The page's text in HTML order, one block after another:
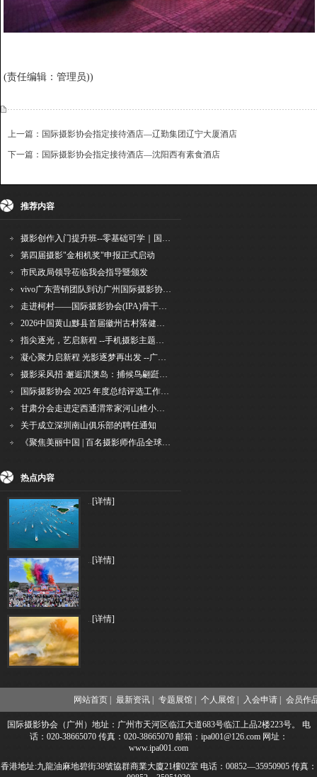
(责任编辑：管理员))
上一篇：国际摄影协会指定接待酒店—辽勤集团辽宁大厦酒店
下一篇：国际摄影协会指定接待酒店—沈阳西有素食酒店
收藏 挑错 推荐 打印
推荐内容
摄影创作入门提升班--零基础可学｜国际评委授课｜手机·相机均可｜AI工具｜摄影比赛指
第四届摄影"金相机奖"申报正式启动
市民政局领导莅临我会指导暨颁发
vivo广东营销团队到访广州国际摄影协会 共商合作事宜
走进柯村——国际摄影协会(IPA)骨干采风安徽行之6
2026中国黄山黟县首届徽州古村落健康跑圆满举行
指尖逐光，艺启新程 --手机摄影主题讲座在市老年干部大学圆满落幕
凝心聚力启新程 光影逐梦再出发 --广州国际摄影协会2026年首次会长秘书长会议召开
摄影采风招·邂逅淇澳岛：捕候鸟翩跹，寻古村烟火，追海上霞光
国际摄影协会 2025 年度总结评选工作的通知
甘肃分会走进定西通渭常家河山楂小镇旅游景区开展"红果满枝迎丰岁·山楂小镇庆佳节"为主
关于成立深圳南山俱乐部的聘任通知
《聚焦美丽中国 | 百名摄影师作品全球巡回展》（晋中）开幕新闻通稿
热点内容
..[详情]
..[详情]
..[详情]
网站首页 | 最新资讯 | 专题展馆 | 个人展馆 | 入会申请 | 会员作
国际摄影协会（广州）地址：广州市天河区临江大道683号临江上品2楼223号。 电
话：020-38665070 传真：020-38665070 邮箱：ipa001@126.com 网址：
www.ipa001.com
香港地址:九龍油麻地碧街38號協群商業大廈21樓02室 电话：00852—35950905 传真：